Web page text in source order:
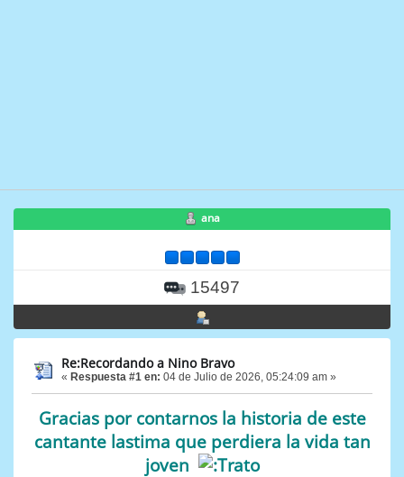
ana
15497
Re:Recordando a Nino Bravo
« Respuesta #1 en: 04 de Julio de 2026, 05:24:09 am »
Gracias por contarnos la historia de este
cantante lastima que perdiera la vida tan
joven